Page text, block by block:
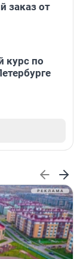
заказ от
курс по